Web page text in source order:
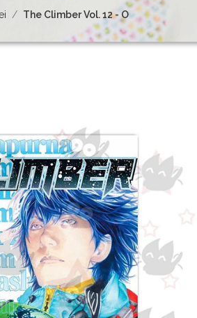
The Climber Vol. 12 - O